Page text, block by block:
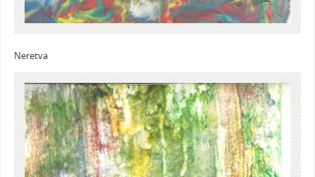
Neretva